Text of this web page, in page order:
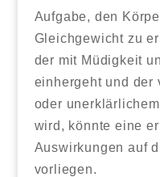
Aufgabe, den
Gleichgewicht zu
der mit Müdigkeit
einhergeht und der
oder
wird, könnte eine
Auswirkungen auf
vorliegen.